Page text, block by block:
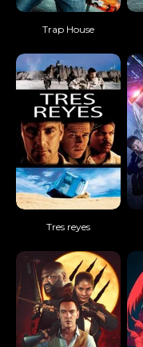
Trap House
Tres reyes